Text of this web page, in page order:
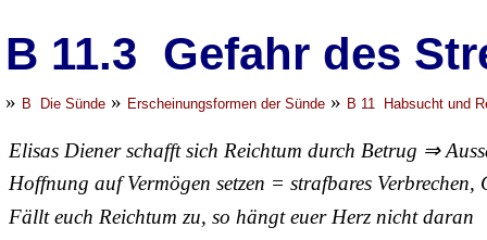
B 11.3 Gefahr des
» B Die Sünde » Erscheinungsformen der Sünde » B 11 Habsucht und
Elisas Diener schafft sich Reichtum durch Betrug ⇒
Hoffnung auf Vermögen setzen = strafbares Verbrechen,
Fällt euch Reichtum zu, so hängt euer Herz nicht daran